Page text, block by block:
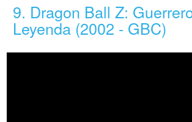
9. Dragon Ball Z:
Leyenda (2002 - GBC)